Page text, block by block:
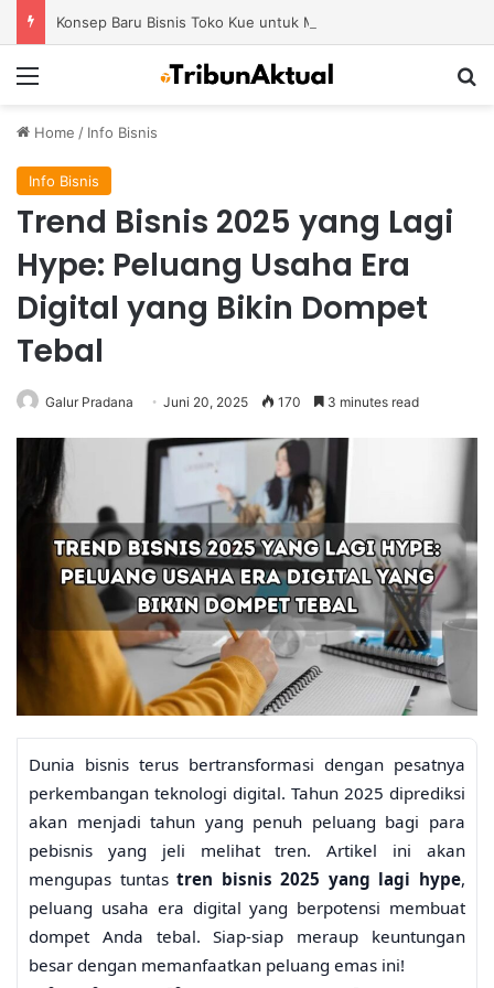
Home / Info Bisnis
Info Bisnis
Trend Bisnis 2025 yang Lagi
Hype: Peluang Usaha Era
Digital yang Bikin Dompet
Tebal
Galur Pradana Juni 20, 2025 170 3 minutes read
Dunia bisnis terus bertransformasi dengan pesatnya
perkembangan teknologi digital. Tahun 2025 diprediksi
akan menjadi tahun yang penuh peluang bagi para
pebisnis yang jeli melihat tren. Artikel ini akan
mengupas tuntastren bisnis 2025 yang lagi hype,
peluang usaha era digital yang berpotensi membuat
dompet Anda tebal. Siap-siap meraup keuntungan
besar dengan memanfaatkan peluang emas ini!